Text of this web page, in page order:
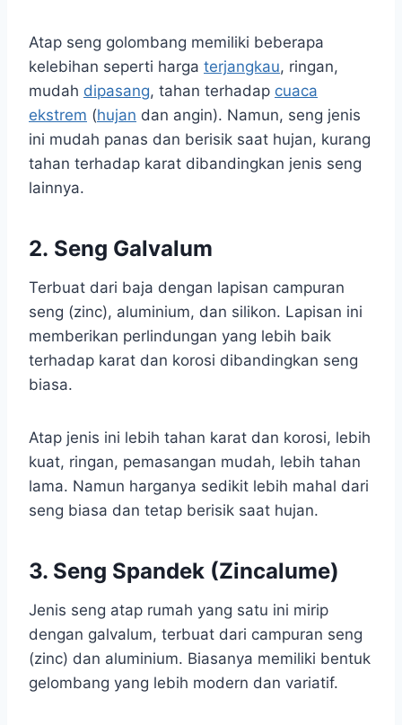
Atap seng golombang memiliki beberapa
kelebihan seperti harga terjangkau, ringan,
mudah dipasang, tahan terhadap cuaca
ekstrem (hujan dan angin). Namun, seng jenis
ini mudah panas dan berisik saat hujan, kurang
tahan terhadap karat dibandingkan jenis seng
lainnya.
2. Seng Galvalum
Terbuat dari baja dengan lapisan campuran
seng (zinc), aluminium, dan silikon. Lapisan ini
memberikan perlindungan yang lebih baik
terhadap karat dan korosi dibandingkan seng
biasa.
Atap jenis ini lebih tahan karat dan korosi, lebih
kuat, ringan, pemasangan mudah, lebih tahan
lama. Namun harganya sedikit lebih mahal dari
seng biasa dan tetap berisik saat hujan.
3. Seng Spandek (Zincalume)
Jenis seng atap rumah yang satu ini mirip
dengan galvalum, terbuat dari campuran seng
(zinc) dan aluminium. Biasanya memiliki bentuk
gelombang yang lebih modern dan variatif.